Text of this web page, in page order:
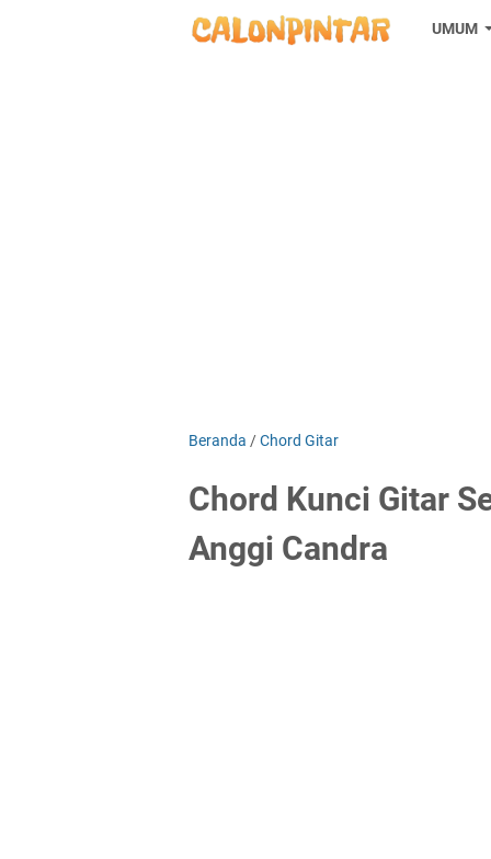
UMUM
Beranda /Chord Gitar
Chord Kunci Gitar
Anggi Candra